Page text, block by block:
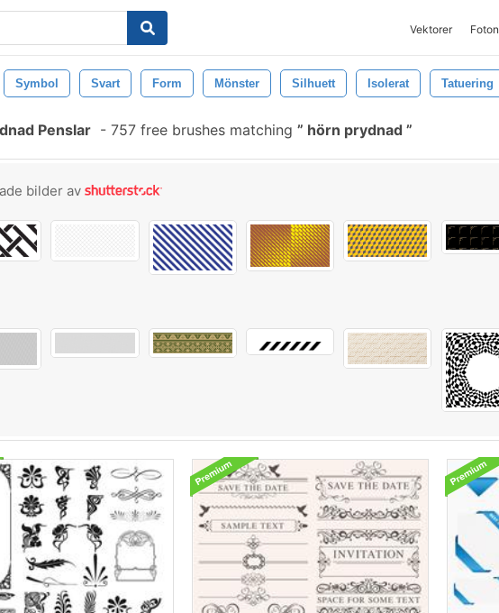
Vektorer Foton
Symbol Svart Form Mönster Silhuett Isolerat Tatuering
Penslar - 757 free brushes matching hörn prydnad
bilder av